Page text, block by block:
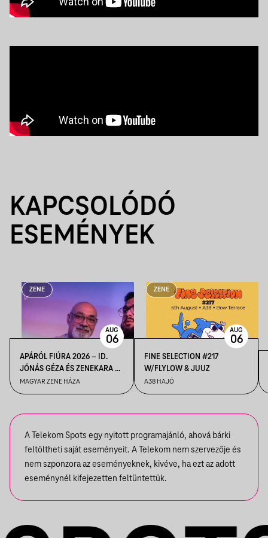
KAPCSOLÓDÓ
ESEMÉNYEK
ZENE
APÁRÓL FIÚRA 2026 – ID.
JÓNÁS GÉZA ÉS ZENEKARA &
IFJ. JÓNÁS GÉZA ÉS
ZENEKARA, VENDÉG: ROBY
MAGYAR ZENE HÁZA
AUG
06
ZENE
FINE SELECTION #217
W/FLYLOW & JUUZ
A38 HAJÓ
AUG
06
A Telekom Spots egy nyitott programajánló, ahová bárki
feltöltheti saját eseményeit. A Telekom nem szervezője és
nem szponzora az eseményeknek, kivéve, ha ezt az adott
eseménynél kifejezetten feltüntettük.